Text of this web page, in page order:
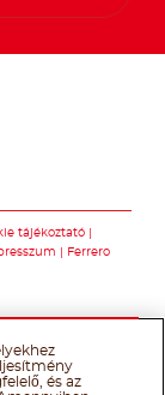
tájékoztató
Ferrero
és az